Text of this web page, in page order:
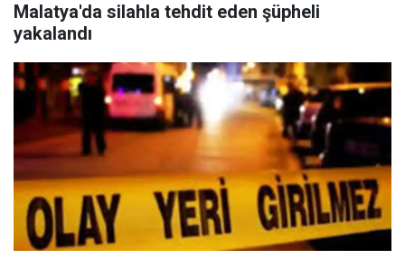
Malatya'da silahla tehdit eden şüpheli
yakalandı